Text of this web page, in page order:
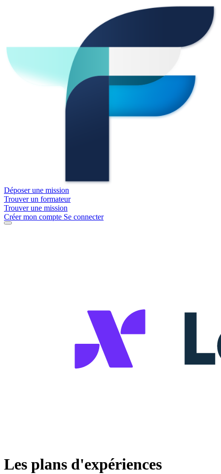
Déposer une mission
Trouver un formateur
Trouver une mission
Créer mon compte Se connecter
Les plans d'expériences